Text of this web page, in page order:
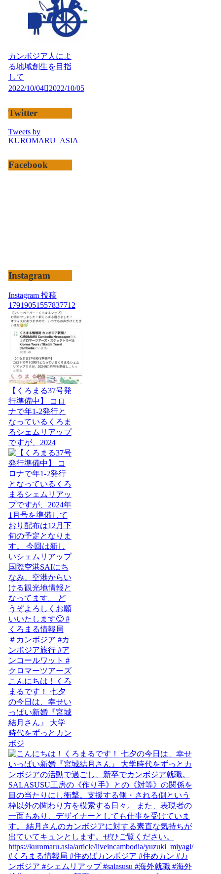
カンボジア人によ
る地域創生を目指
して
2022/10/04
2022/10/05
Twitter
Tweets by
KUROMARU_ASIA
Facebook
Instagram
Instagram 投稿
17919051557837712
【くろまる37号発
行準備中】 コロ
ナで年1-2発行と
なっているくろま
るシェムリアップ
ですが、2024
こんにちは！くろ
まるです！ 七夕
の今日は、幸せい
っぱい新婚『宮城
結月さん』 大学
時代をずっとカン
ボジ